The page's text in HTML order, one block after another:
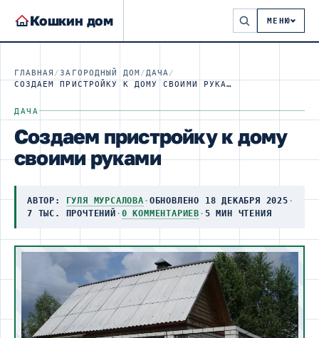
Кошкин дом МЕНЮ
ГЛАВНАЯ /ЗАГОРОДНЫЙ ДОМ /ДАЧА /
СОЗДАЕМ ПРИСТРОЙКУ К ДОМУ СВОИМИ РУКАМИ
ДАЧА
Создаем пристройку к дому
своими руками
АВТОР: ГУЛЯ МУРСАЛОВА · ОБНОВЛЕНО 18 ДЕКАБРЯ 2025 ·
7 ТЫС. ПРОЧТЕНИЙ · 0 КОММЕНТАРИЕВ · 5 МИН ЧТЕНИЯ